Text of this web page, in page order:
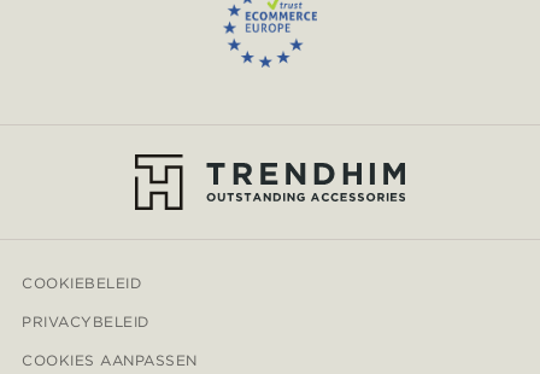
COOKIEBELEID
PRIVACYBELEID
COOKIES AANPASSEN